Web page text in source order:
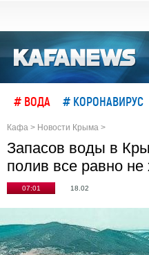
# ВОДА # КОРОНАВИРУС
Кафа > Новости Крыма >
Запасов воды в
полив все равно не
07:01 18.02